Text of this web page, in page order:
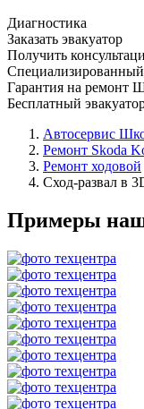
Диагностика
Заказать эвакуатор
Получить
Специализированный
Гарантия на ремонт
Бесплатный
Автосервис
Ремонт Skoda
Ремонт ходовой
Сход-развал в
Примеры